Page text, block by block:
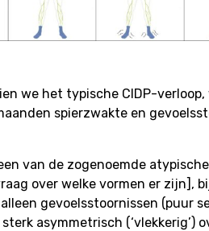
we het typische CIDP-verloop,
spierzwakte en
van de zogenoemde
over welke vormen er zijn],
gevoelsstoornissen (puur
asymmetrisch (‘vlekkerig’)